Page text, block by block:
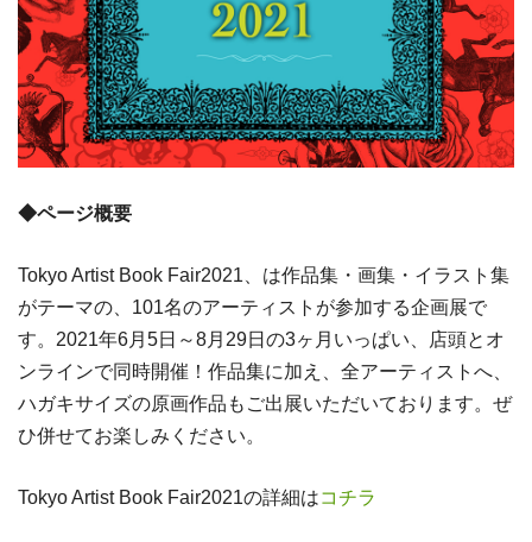
◆ページ概要
Tokyo Artist Book Fair2021、は作品集・画集・イラスト集
がテーマの、101名のアーティストが参加する企画展で
す。2021年6月5日～8月29日の3ヶ月いっぱい、店頭とオ
ンラインで同時開催！作品集に加え、全アーティストへ、
ハガキサイズの原画作品もご出展いただいております。ぜ
ひ併せてお楽しみください。
Tokyo Artist Book Fair2021の詳細はコチラ